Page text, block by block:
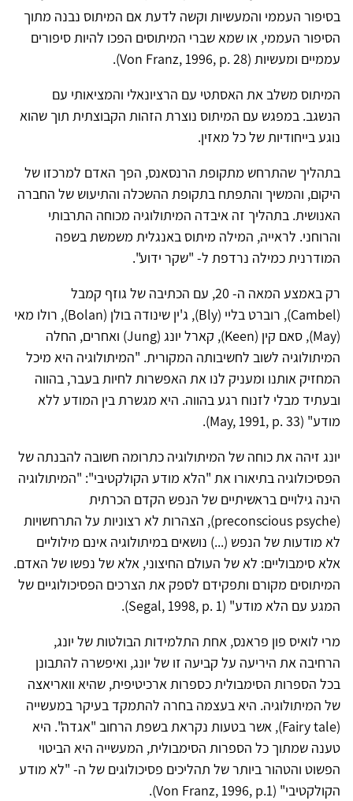
בסיפור העממי והמעשיות וקשה לדעת אם המיתוס נבנה מתוך
הסיפור העממי, או שמא שברי המיתוסים הפכו להיות סיפורים
עממיים ומעשיות (Von Franz, 1996, p. 28).
המיתוס משלב את האסתטי עם הרציונאלי והמציאותי עם
הנשגב. במפגש עם המיתוס נוצרת הזהות הקבוצתית תוך שהוא
נוגע בייחודיות של כל מאזין.
בתהליך שהתרחש מתקופת הרנסאנס, הפך האדם למרכזו של
היקום, והמשיך והתפתח בתקופת ההשכלה והתיעוש של החברה
האנושית. בתהליך זה איבדה המיתולוגיה מכוחה התרבותי
והרוחני. לראייה, המילה מיתוס באנגלית משמשת בשפה
המודרנית כמילה נרדפת ל- "שקר ידוע".
רק באמצע המאה ה- 20, עם הכתיבה של גוזף קמבל
(Cambel), רוברט בליי (Bly), ג'ין שינודה בולן (Bolan), רולו מאי
(May), סאם קין (Keen), קארל יונג (Jung) ואחרים, החלה
המיתולוגיה לשוב לחשיבותה המקורית. "המיתולוגיה היא מיכל
המחזיק אותנו ומעניק לנו את האפשרות לחיות בעבר, בהווה
ובעתיד מבלי לזנוח רגע בהווה. היא מגשרת בין המודע ללא
מודע" (May, 1991, p. 33).
יונג זיהה את כוחה של המיתולוגיה כתרומה חשובה להבנתה של
הפסיכולוגיה בתיאורו את "הלא מודע הקולקטיבי": "המיתולוגיה
הינה גילויים בראשיתיים של הנפש הקדם הכרתית
(preconscious psyche), הצהרות לא רצוניות על התרחשויות
לא מודעות של הנפש (...) נושאים במיתולוגיה אינם מילוליים
אלא סימבוליים: לא של העולם החיצוני, אלא של נפשו של האדם.
המיתוסים מקורם ותפקידם לספק את הצרכים הפסיכולוגיים של
המגע עם הלא מודע" (Segal, 1998, p. 1).
מרי לואיס פון פראנס, אחת התלמידות הבולטות של יונג,
הרחיבה את היריעה על קביעה זו של יונג, ואיפשרה להתבונן
בכל הספרות הסימבולית כספרות ארכיטיפית, שהיא וואריאצה
של המיתולוגיה. היא בעצמה בחרה להתמקד בעיקר במעשייה
(Fairy tale), אשר בטעות נקראת בשפת הרחוב "אגדה". היא
טענה שמתוך כל הספרות הסימבולית, המעשייה היא הביטוי
הפשוט והטהור ביותר של תהליכים פסיכולוגים של ה- "לא מודע
הקולקטיבי" (Von Franz, 1996, p.1).